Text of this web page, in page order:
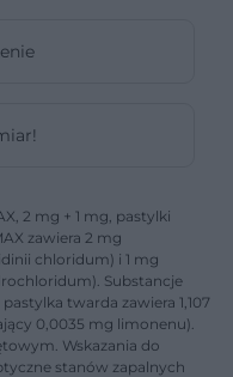
2 mg + 1 mg, pastylki
zawiera 2 mg
chloridum) i 1 mg
Substancje
twarda zawiera 1,107
0,0035 mg limonenu).
Wskazania do
stanów zapalnych